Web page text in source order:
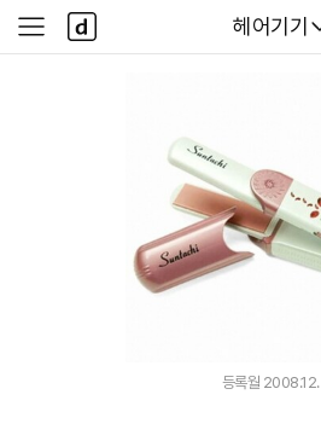
다나와
헤어기기
사
이
다
나
와
등록월 2008.12.